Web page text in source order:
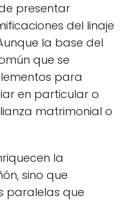
presentar
del linaje
la base del
que se
para
en particular o
matrimonial o
la
sino que
paralelas que